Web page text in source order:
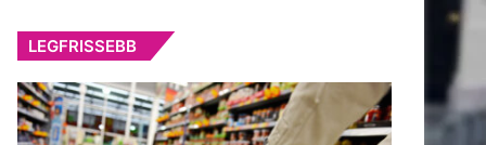
LEGFRISSEBB